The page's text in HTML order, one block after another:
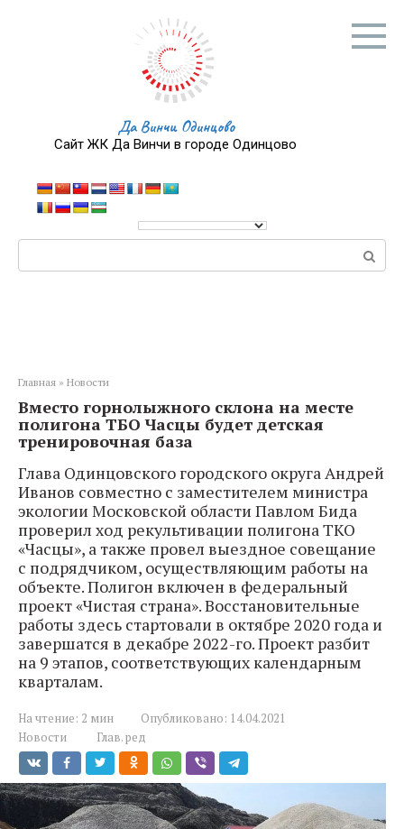
Да Винчи Одинцово
Сайт ЖК Да Винчи в городе Одинцово
Главная » Новости
Вместо горнолыжного склона на месте
полигона ТБО Часцы будет детская
тренировочная база
Глава Одинцовского городского округа Андрей
Иванов совместно с заместителем министра
экологии Московской области Павлом Бида
проверил ход рекультивации полигона ТКО
«Часцы», а также провел выездное совещание
с подрядчиком, осуществляющим работы на
объекте. Полигон включен в федеральный
проект «Чистая страна». Восстановительные
работы здесь стартовали в октябре 2020 года и
завершатся в декабре 2022-го. Проект разбит
на 9 этапов, соответствующих календарным
кварталам.
На чтение: 2 мин Опубликовано: 14.04.2021
Новости
Глав. ред